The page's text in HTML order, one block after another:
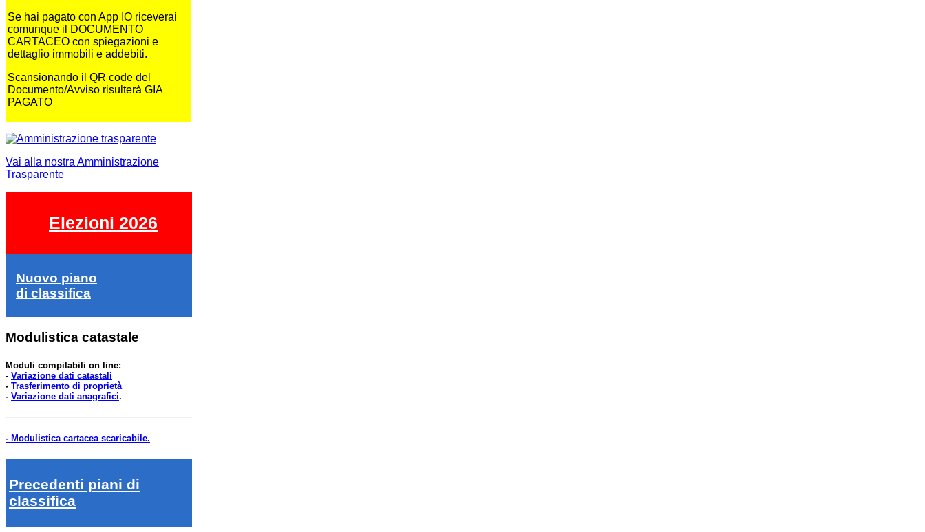
Se hai pagato con App IO riceverai
comunque il DOCUMENTO
CARTACEO con spiegazioni e
dettaglio immobili e addebiti.
Scansionando il QR code del
Documento/Avviso risulterà GIA
PAGATO
Vai alla nostra Amministrazione
Trasparente
Elezioni 2026
Nuovo piano
di classifica
Modulistica catastale
Moduli compilabili on line:
- Variazione dati catastali
- Trasferimento di proprietà
- Variazione dati anagrafici.
- Modulistica cartacea scaricabile.
Precedenti piani di
classifica